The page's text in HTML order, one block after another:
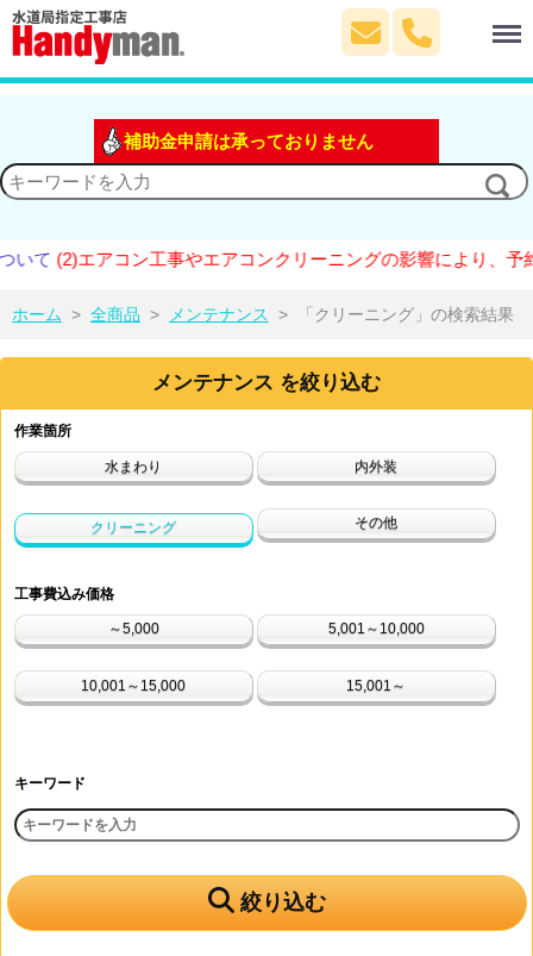
補助金申請は承っておりません
エアコン工事やエアコンクリーニングの影響により、予約が大
ホーム > 全商品 > メンテナンス > 「クリーニング」の検索結果
メンテナンス を絞り込む
作業箇所
水まわり 内外装
クリーニング その他
工事費込み価格
～5,000 5,001～10,000
10,001～15,000 15,001～
キーワード
絞り込む